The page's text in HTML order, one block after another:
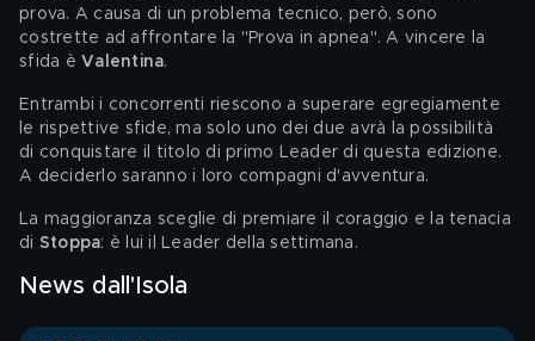
prova. A causa di un problema tecnico, però, sono
costrette ad affrontare la "Prova in apnea". A vincere la
sfida è Valentina.
Entrambi i concorrenti riescono a superare egregiamente
le rispettive sfide, ma solo uno dei due avrà la possibilità
di conquistare il titolo di primo Leader di questa edizione.
A deciderlo saranno i loro compagni d'avventura.
La maggioranza sceglie di premiare il coraggio e la tenacia
di Stoppa: è lui il Leader della settimana.
News dall'Isola